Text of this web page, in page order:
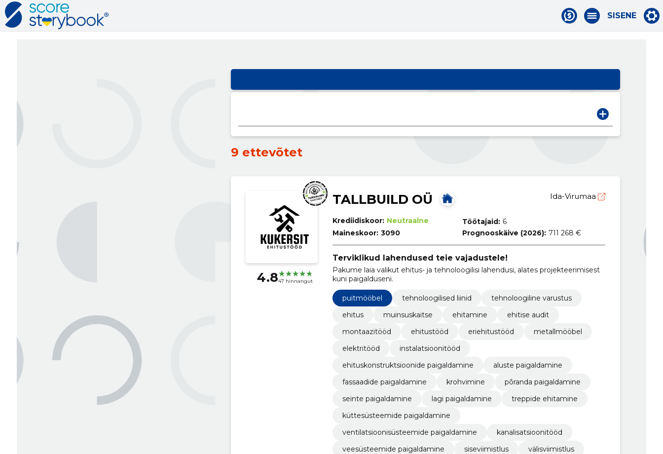
SISENE
9 ettevõtet
4.847 hinnangut
TALLBUILD OÜ Ida-Virumaa
Krediidiskoor: Neutraalne
Maineskoor: 3090
Töötajaid: 6
Prognooskäive (2026): 711 268 €
Terviklikud lahendused teie vajadustele!
Pakume laia valikut ehitus- ja tehnoloogilisi lahendusi, alates projekteerimisest
kuni paigalduseni.
puitmööbel tehnoloogilised liinid
tehnoloogiline varustus
ehitus
muinsuskaitse ehitamine
ehitise audit
montaazitööd
ehitustööd eriehitustööd
metallmööbel
elektritööd
instalatsioonitööd
ehituskonstruktsioonide paigaldamine
aluste paigaldamine
fassaadide paigaldamine
krohvimine
põranda paigaldamine
seinte paigaldamine
lagi paigaldamine
treppide ehitamine
küttesüsteemide paigaldamine
ventilatsioonisüsteemide paigaldamine
kanalisatsioonitööd
veesüsteemide paigaldamine
siseviimistlus
välisviimistlus